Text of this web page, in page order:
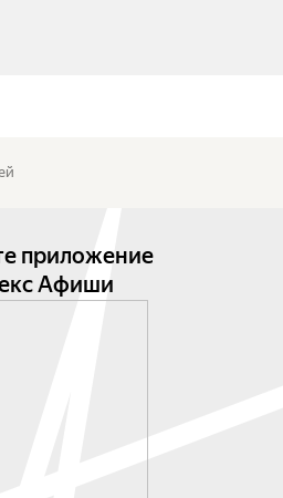
приложение
Афиши